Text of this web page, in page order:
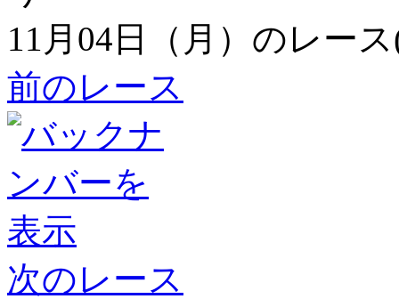
11月04日（月）のレー
前のレース
次のレース